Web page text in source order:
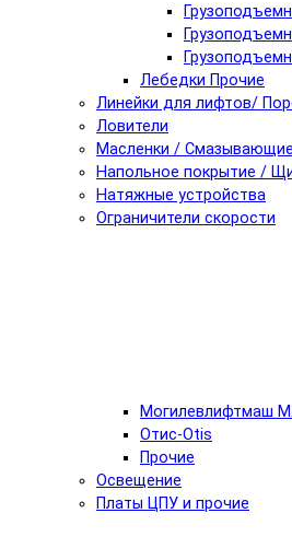
Лебедки Прочие
Линейки для лифтов/
Ловители
Масленки /
Напольное покрытие /
Натяжные устройства
Ограничители скорости
Могилевлифтмаш
Отис-Otis
Прочие
Освещение
Платы ЦПУ и прочие